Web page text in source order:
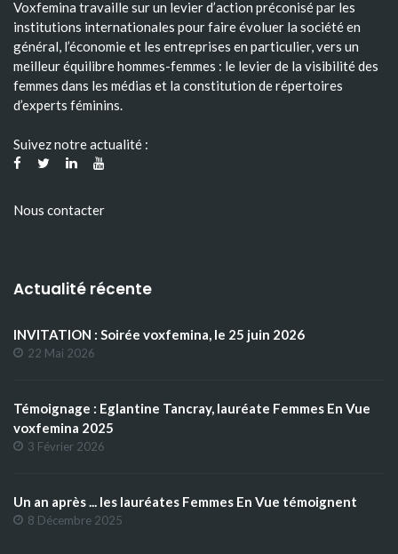
Voxfemina travaille sur un levier d’action préconisé par les
institutions internationales pour faire évoluer la société en
général, l’économie et les entreprises en particulier, vers un
meilleur équilibre hommes-femmes : le levier de la visibilité des
femmes dans les médias et la constitution de répertoires
d’experts féminins.
Suivez notre actualité :
Nous contacter
Actualité récente
INVITATION : Soirée voxfemina, le 25 juin 2026
22 Mai 2026
Témoignage : Eglantine Tancray, lauréate Femmes En Vue
voxfemina 2025
3 Février 2026
Un an après ... les lauréates Femmes En Vue témoignent
8 Décembre 2025